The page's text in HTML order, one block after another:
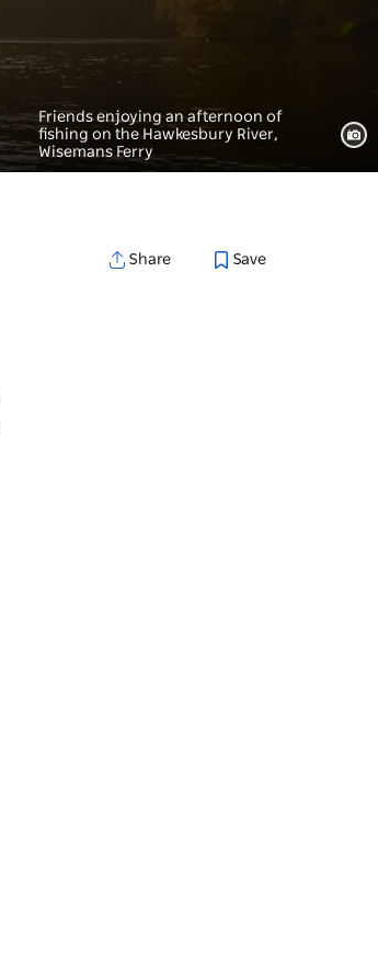
Friends enjoying an afternoon of
fishing on the Hawkesbury River,
Wisemans Ferry
Share Save